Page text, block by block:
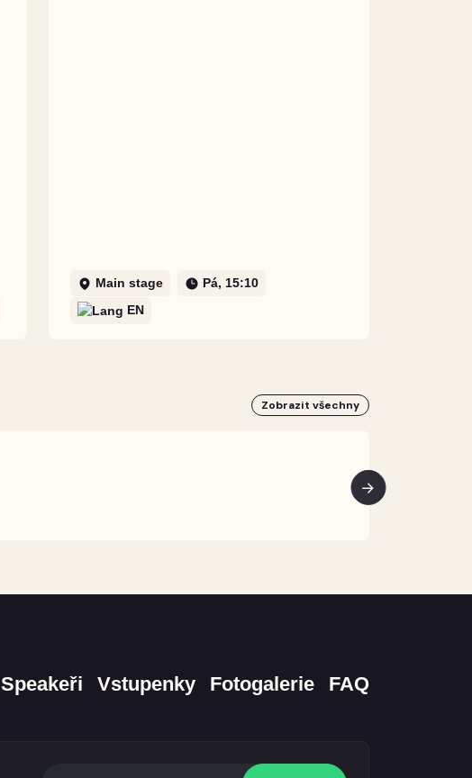
Main stage
Pá, 15:10
EN
Zobrazit všechny
Speakeři Vstupenky Fotogalerie FAQ